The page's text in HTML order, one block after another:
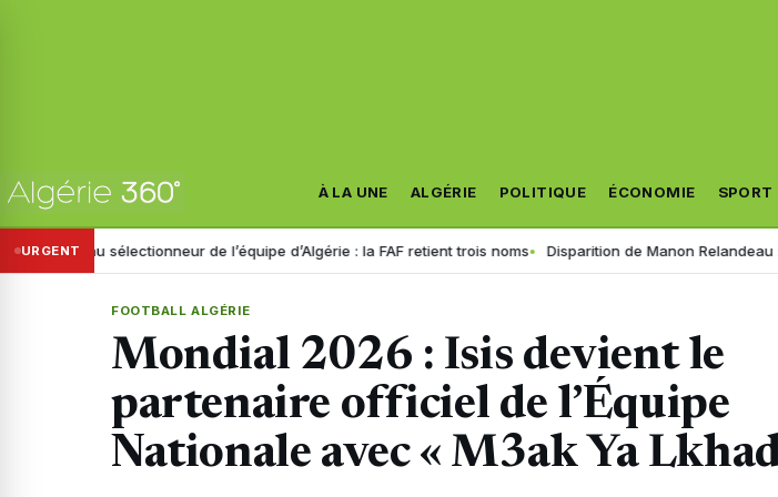
À LA UNE ALGÉRIE POLITIQUE ÉCONOMIE SPORT
URGENT de l’équipe d’Algérie : la FAF retient trois noms Disparition de Manon Relandeau : sa mère
FOOTBALL ALGÉRIE
Mondial 2026 : Isis devient le
partenaire officiel de l’Équipe
Nationale avec « M3ak Ya